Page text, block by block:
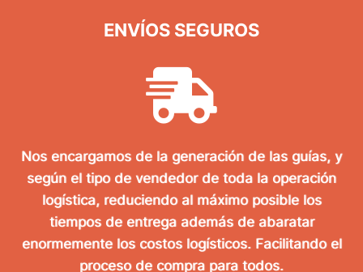
ENVÍOS SEGUROS
Nos encargamos de la generación de las guías, y
según el tipo de vendedor de toda la operación
logística, reduciendo al máximo posible los
tiempos de entrega además de abaratar
enormemente los costos logísticos. Facilitando el
proceso de compra para todos.